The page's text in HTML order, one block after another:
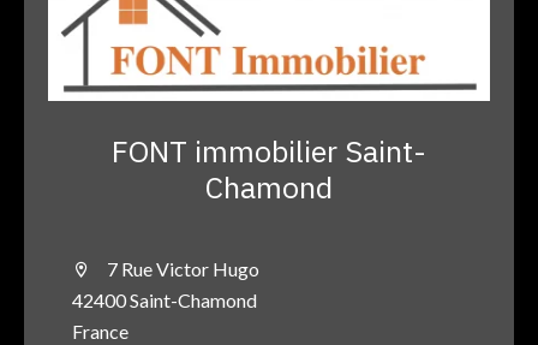
FONT immobilier Saint-
Chamond
7 Rue Victor Hugo
42400 Saint-Chamond
France